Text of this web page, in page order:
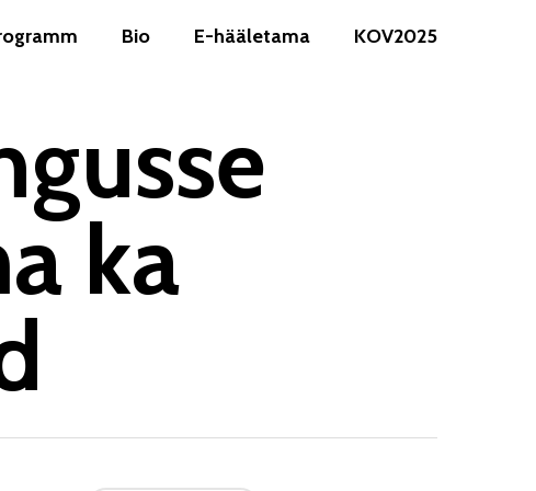
Bio E-hääletama KOV2025
ka